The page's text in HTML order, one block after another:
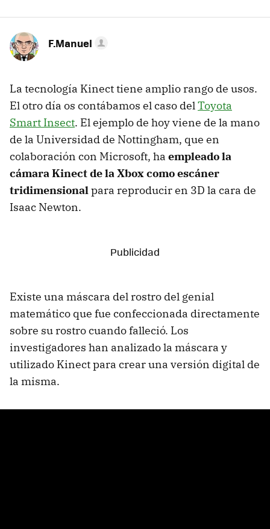
F.Manuel
La tecnología Kinect tiene amplio rango de usos.
El otro día os contábamos el caso delToyota
Smart Insect. El ejemplo de hoy viene de la mano
de la Universidad de Nottingham, que en
colaboración con Microsoft, ha empleado la
cámara Kinect de la Xbox como escáner
tridimensionalpara reproducir en 3D la cara de
Isaac Newton.
Existe una máscara del rostro del genial
matemático que fue confeccionada directamente
sobre su rostro cuando falleció. Los
investigadores han analizado la máscara y
utilizado Kinect para crear una versión digital de
la misma.